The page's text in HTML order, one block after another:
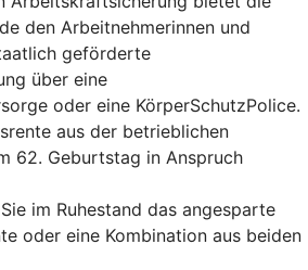
den Arbeitnehmerinnen und
geförderte
über eine
oder eine KörperSchutzPolice.
aus der betrieblichen
62. Geburtstag in Anspruch
im Ruhestand das angesparte
oder eine Kombination aus beiden